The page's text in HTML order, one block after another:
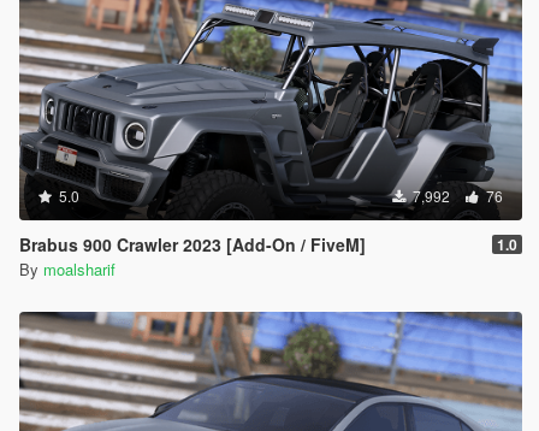
5.0 7,992 76
Brabus 900 Crawler 2023 [Add-On / FiveM] 1.0
By moalsharif